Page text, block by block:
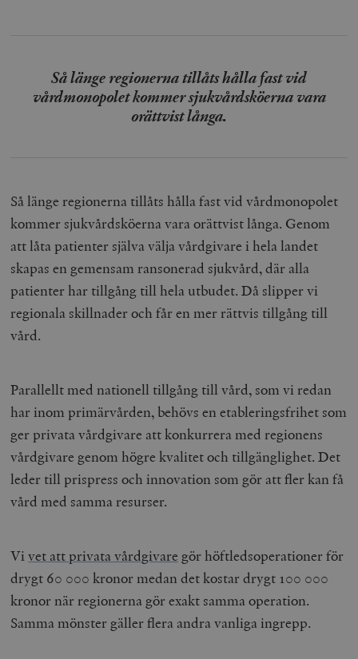
Så länge regionerna tillåts hålla fast vid
vårdmonopolet kommer sjukvårdsköerna vara
orättvist långa.
Så länge regionerna tillåts hålla fast vid vårdmonopolet
kommer sjukvårdsköerna vara orättvist långa. Genom
att låta patienter själva välja vårdgivare i hela landet
skapas en gemensam ransonerad sjukvård, där alla
patienter har tillgång till hela utbudet. Då slipper vi
regionala skillnader och får en mer rättvis tillgång till
vård.
Parallellt med nationell tillgång till vård, som vi redan
har inom primärvården, behövs en etableringsfrihet som
ger privata vårdgivare att konkurrera med regionens
vårdgivare genom högre kvalitet och tillgänglighet. Det
leder till prispress och innovation som gör att fler kan få
vård med samma resurser.
Vivet att privata vårdgivare gör höftledsoperationer för
drygt 60 000 kronor medan det kostar drygt 100 000
kronor när regionerna gör exakt samma operation.
Samma mönster gäller flera andra vanliga ingrepp.